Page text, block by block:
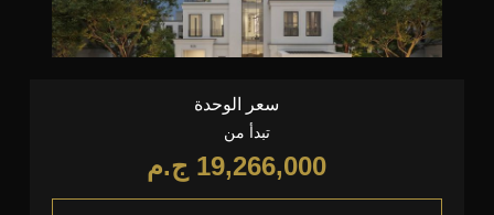
سعر الوحدة
تبدأ من
19,266,000 ج.م